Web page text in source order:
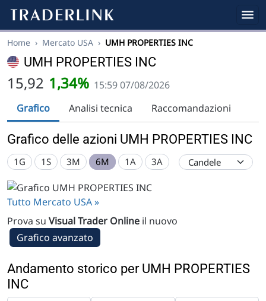
Home › Mercato USA › UMH PROPERTIES INC
UMH PROPERTIES INC
15,92 1,34% 15:59 07/08/2026
Grafico
Analisi tecnica Raccomandazioni
Grafico delle azioni UMH PROPERTIES INC
1G 1S 3M 6M 1A 3A
Tutto Mercato USA »
Prova su Visual Trader Online il nuovo
Grafico avanzato
Andamento storico per UMH PROPERTIES
INC